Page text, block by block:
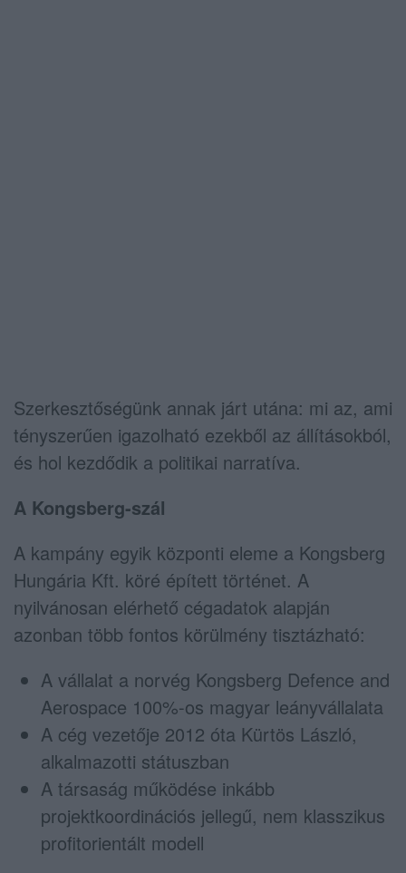
Szerkesztőségünk annak járt utána: mi az, ami
tényszerűen igazolható ezekből az állításokból,
és hol kezdődik a politikai narratíva.
A Kongsberg-szál
A kampány egyik központi eleme a Kongsberg
Hungária Kft. köré épített történet. A
nyilvánosan elérhető cégadatok alapján
azonban több fontos körülmény tisztázható:
A vállalat a norvég Kongsberg Defence and
Aerospace 100%-os magyar leányvállalata
A cég vezetője 2012 óta Kürtös László,
alkalmazotti státuszban
A társaság működése inkább
projektkoordinációs jellegű, nem klasszikus
profitorientált modell